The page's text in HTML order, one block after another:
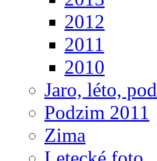
2012
2011
2010
Jaro, léto,
Podzim 2011
Zima